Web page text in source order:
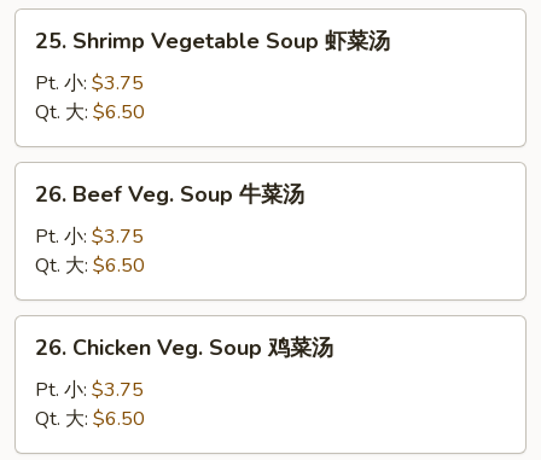
面
Shrimp
Vegetable
Soup
虾
菜
25. Shrimp Vegetable Soup 虾菜汤
Pt. 小: $3.75
Qt. 大: $6.50
Beef
Veg.
Soup
牛
菜
26. Beef Veg. Soup 牛菜汤
Pt. 小: $3.75
Qt. 大: $6.50
Chicken
Veg.
Soup
鸡
26. Chicken Veg. Soup 鸡菜汤
Pt. 小: $3.75
Qt. 大: $6.50